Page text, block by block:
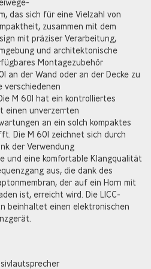
das sich für eine Vielzahl von
zusammen mit dem
mit präziser Verarbeitung,
und architektonische
Montagezubehör
an der Wand oder an der Decke zu
verschiedenen
M 601 hat ein kontrolliertes
einen unverzerrten
an ein solch kompaktes
Die M 601 zeichnet sich durch
der Verwendung
und eine komfortable Klangqualität
aus, die dank des
der auf ein Horn mit
ist, erreicht wird. Die LICC-
beinhaltet einen elektronischen